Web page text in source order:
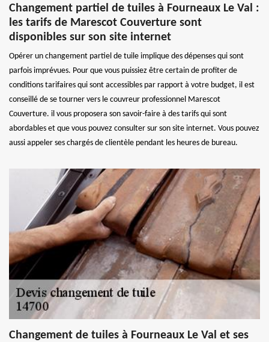
Changement partiel de tuiles à Fourneaux Le Val :
les tarifs de Marescot Couverture sont
disponibles sur son site internet
Opérer un changement partiel de tuile implique des dépenses qui sont
parfois imprévues. Pour que vous puissiez être certain de profiter de
conditions tarifaires qui sont accessibles par rapport à votre budget, il est
conseillé de se tourner vers le couvreur professionnel Marescot
Couverture. il vous proposera son savoir-faire à des tarifs qui sont
abordables et que vous pouvez consulter sur son site internet. Vous pouvez
aussi appeler ses chargés de clientèle pendant les heures de bureau.
Changement de tuiles à Fourneaux Le Val et ses